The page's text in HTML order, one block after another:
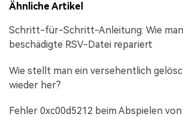
Ähnliche Artikel
Schritt-für-Schritt-Anleitung: Wie
beschädigte RSV-Datei repariert
Wie stellt man ein versehentlich
wieder her?
Fehler 0xc00d5212 beim Abspielen